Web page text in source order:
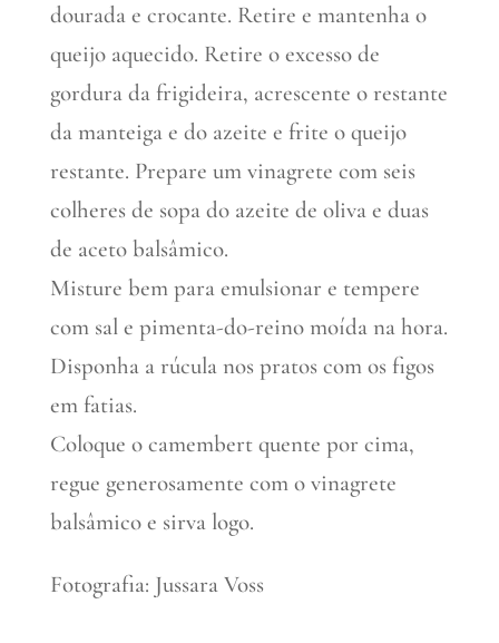
dourada e crocante. Retire e mantenha o
queijo aquecido. Retire o excesso de
gordura da frigideira, acrescente o restante
da manteiga e do azeite e frite o queijo
restante. Prepare um vinagrete com seis
colheres de sopa do azeite de oliva e duas
de aceto balsâmico.
Misture bem para emulsionar e tempere
com sal e pimenta-do-reino moída na hora.
Disponha a rúcula nos pratos com os figos
em fatias.
Coloque o camembert quente por cima,
regue generosamente com o vinagrete
balsâmico e sirva logo.
Fotografia: Jussara Voss